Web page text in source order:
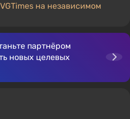
на независимом
партнёром
новых целевых